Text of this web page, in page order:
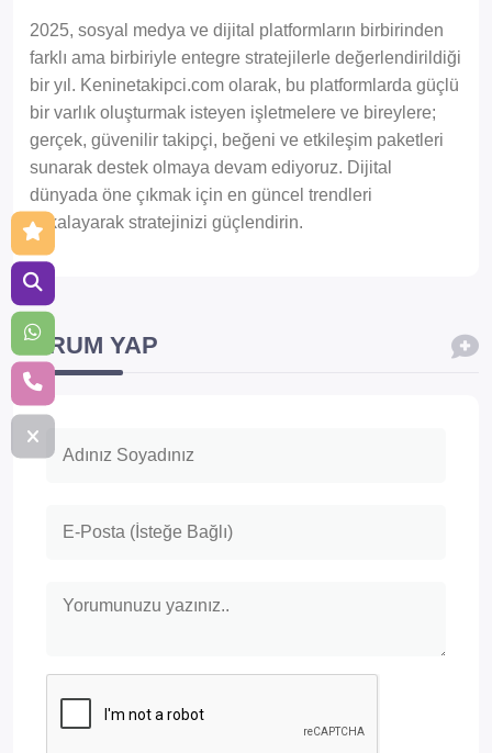
2025, sosyal medya ve dijital platformların birbirinden
farklı ama birbiriyle entegre stratejilerle değerlendirildiği
bir yıl. Keninetakipci.com olarak, bu platformlarda güçlü
bir varlık oluşturmak isteyen işletmelere ve bireylere;
gerçek, güvenilir takipçi, beğeni ve etkileşim paketleri
sunarak destek olmaya devam ediyoruz. Dijital
dünyada öne çıkmak için en güncel trendleri
yakalayarak stratejinizi güçlendirin.
YORUM YAP